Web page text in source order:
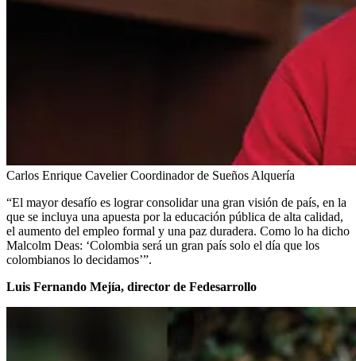
Carlos Enrique Cavelier Coordinador de Sueños Alquería
“El mayor desafío es lograr consolidar una gran visión de país, en la
que se incluya una apuesta por la educación pública de alta calidad,
el aumento del empleo formal y una paz duradera. Como lo ha dicho
Malcolm Deas: ‘Colombia será un gran país solo el día que los
colombianos lo decidamos’”.
Luis Fernando Mejía, director de Fedesarrollo